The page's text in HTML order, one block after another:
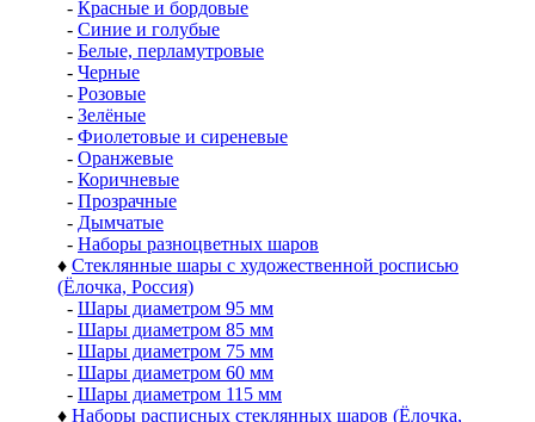
- Красные и бордовые
- Синие и голубые
- Белые, перламутровые
- Черные
- Розовые
- Зелёные
- Фиолетовые и сиреневые
- Оранжевые
- Коричневые
- Прозрачные
- Дымчатые
- Наборы разноцветных шаров
♦ Стеклянные шары с художественной росписью
(Ёлочка, Россия)
- Шары диаметром 95 мм
- Шары диаметром 85 мм
- Шары диаметром 75 мм
- Шары диаметром 60 мм
- Шары диаметром 115 мм
♦ Наборы расписных стеклянных шаров (Ёлочка,